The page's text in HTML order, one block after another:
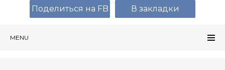
MENU
Поделиться на FB В закладки